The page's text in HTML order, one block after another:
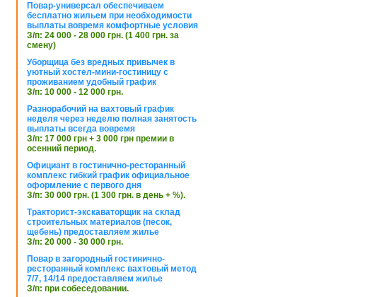
Повар-универсал обеспечиваем
бесплатно жильем при необходимости
выплаты вовремя комфортные условия
З/п: 24 000 - 28 000 грн. (1 400 грн. за
смену)
Уборщица без вредных привычек в
уютный хостел-мини-гостиницу с
проживанием удобный график
З/п: 10 000 - 12 000 грн.
Разнорабочий на вахтовый график
неделя через неделю полная занятость
выплаты всегда вовремя
З/п: 17 000 грн + 3 000 грн премии в
осенний период.
Официант в гостинично-ресторанный
комплекс гибкий график официальное
оформление с первого дня
З/п: 30 000 грн. (1 300 грн. в день + %).
Тракторист-экскаваторщик на склад
строительных материалов (песок,
щебень) предоставляем жилье
З/п: 20 000 - 30 000 грн.
Повар в загородный гостинично-
ресторанный комплекс вахтовый метод
7/7, 14/14 предоставляем жилье
З/п: при собеседовании.